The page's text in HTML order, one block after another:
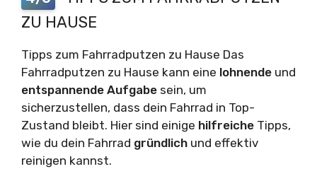
ZU HAUSE
Tipps zum Fahrradputzen zu Hause Das
Fahrradputzen zu Hause kann eine lohnende und
entspannende Aufgabe sein, um
sicherzustellen, dass dein Fahrrad in Top-
Zustand bleibt. Hier sind einige hilfreiche Tipps,
wie du dein Fahrrad gründlich und effektiv
reinigen kannst.